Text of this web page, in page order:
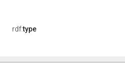
rdf:type